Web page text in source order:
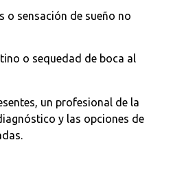
o sensación de sueño no
o sequedad de boca al
un profesional de la
y las opciones de